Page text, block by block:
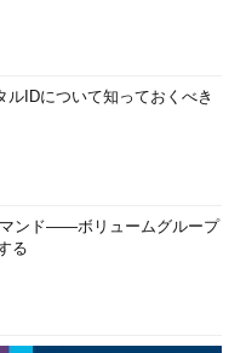
ルIDについて知っておくべき
マンド――ボリュームグループ
る